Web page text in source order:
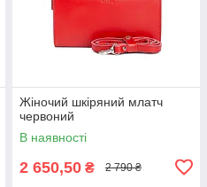
Жіночий шкіряний млатч
червоний
В наявності
2 650,50 ₴ 2 790 ₴